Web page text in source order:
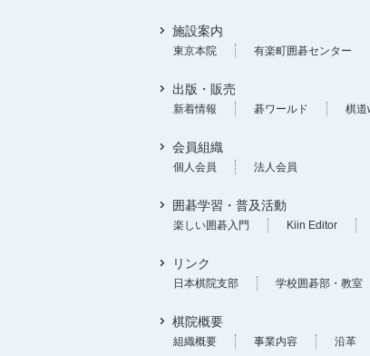
施設案内
東京本院 有楽町囲碁センター
出版・販売
新着情報 碁ワールド 棋道
会員組織
個人会員 法人会員
囲碁学習・普及活動
楽しい囲碁入門 Kiin Editor
リンク
日本棋院支部 学校囲碁部・教室
棋院概要
組織概要 事業内容 沿革